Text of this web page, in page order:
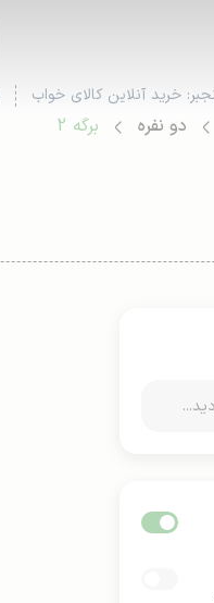
خرید آنلاین کالای خواب
دو نفره برگه 2